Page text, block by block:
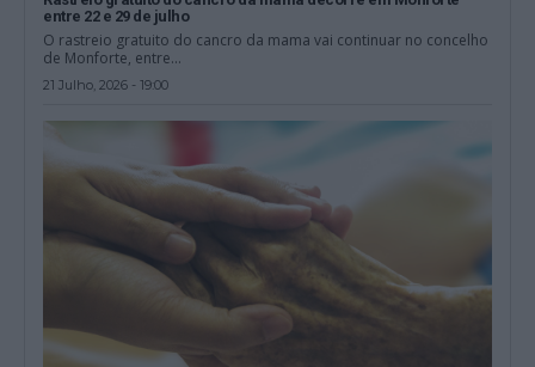
entre 22 e 29 de julho
O rastreio gratuito do cancro da mama vai continuar no concelho
de Monforte, entre...
21 Julho, 2026 - 19:00